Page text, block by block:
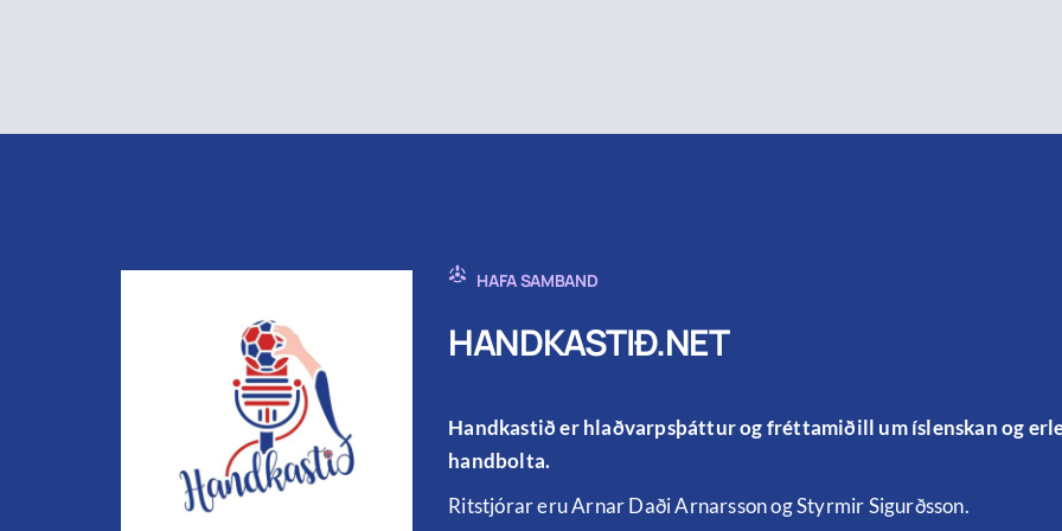
HAFA SAMBAND
HANDKASTIÐ.NET
Handkastið er hlaðvarpsþáttur og fréttamiðill um íslenskan og
handbolta.
Ritstjórar eru Arnar Daði Arnarsson og Styrmir Sigurðsson.